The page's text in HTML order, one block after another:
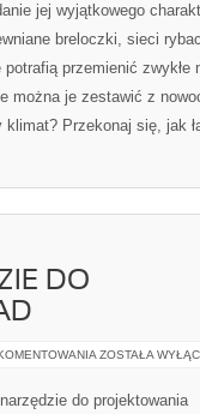
jej wyjątkowego
breloczki, sieci
potrafią przemienić zwykłe
można je zestawić z
Przekonaj się, jak
DO
POZNAJ
PROJEKTOWANIA
ZOSTAŁA
do projektowania